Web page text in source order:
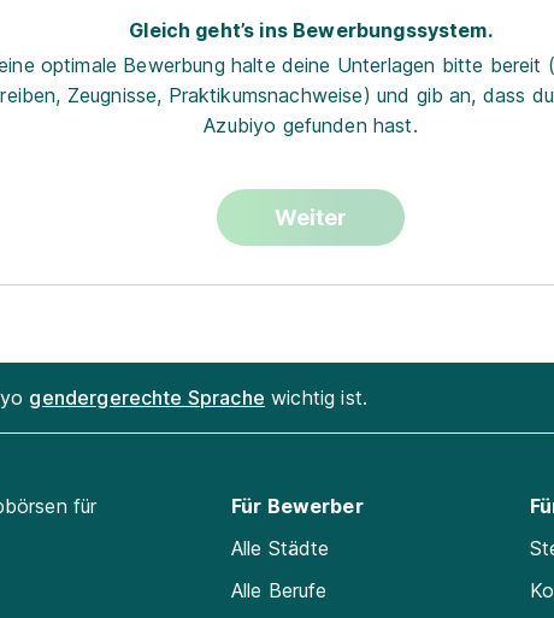
Gleich geht’s ins Bewerbungssystem.
optimale Bewerbung halte deine Unterlagen bitte bereit
Zeugnisse, Praktikumsnachweise) und gib an, dass
Azubiyo gefunden hast.
Weiter
gendergerechte Sprache wichtig ist.
für
Für Bewerber
Alle Städte
Alle Berufe